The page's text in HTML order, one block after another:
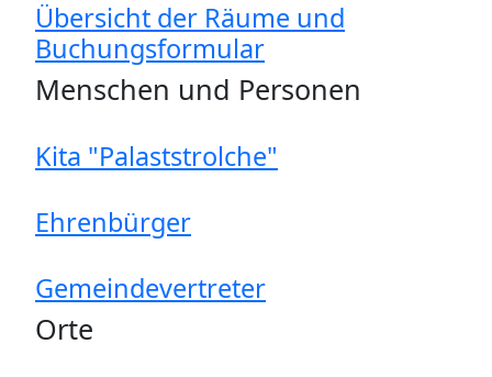
Übersicht der Räume und
Buchungsformular
Menschen und Personen
Kita "Palaststrolche"
Ehrenbürger
Gemeindevertreter
Orte